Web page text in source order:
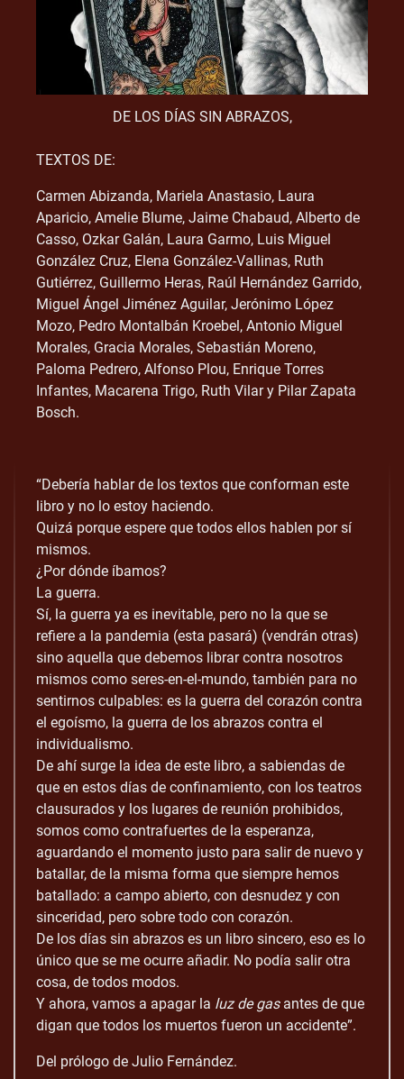
DE LOS DÍAS SIN ABRAZOS,
TEXTOS DE:
Carmen Abizanda, Mariela Anastasio, Laura
Aparicio, Amelie Blume, Jaime Chabaud, Alberto de
Casso, Ozkar Galán, Laura Garmo, Luis Miguel
González Cruz, Elena González-Vallinas, Ruth
Gutiérrez, Guillermo Heras, Raúl Hernández Garrido,
Miguel Ángel Jiménez Aguilar, Jerónimo López
Mozo, Pedro Montalbán Kroebel, Antonio Miguel
Morales, Gracia Morales, Sebastián Moreno,
Paloma Pedrero, Alfonso Plou, Enrique Torres
Infantes, Macarena Trigo, Ruth Vilar y Pilar Zapata
Bosch.
“Debería hablar de los textos que conforman este
libro y no lo estoy haciendo.
Quizá porque espere que todos ellos hablen por sí
mismos.
¿Por dónde íbamos?
La guerra.
Sí, la guerra ya es inevitable, pero no la que se
refiere a la pandemia (esta pasará) (vendrán otras)
sino aquella que debemos librar contra nosotros
mismos como seres-en-el-mundo, también para no
sentirnos culpables: es la guerra del corazón contra
el egoísmo, la guerra de los abrazos contra el
individualismo.
De ahí surge la idea de este libro, a sabiendas de
que en estos días de confinamiento, con los teatros
clausurados y los lugares de reunión prohibidos,
somos como contrafuertes de la esperanza,
aguardando el momento justo para salir de nuevo y
batallar, de la misma forma que siempre hemos
batallado: a campo abierto, con desnudez y con
sinceridad, pero sobre todo con corazón.
De los días sin abrazos es un libro sincero, eso es lo
único que se me ocurre añadir. No podía salir otra
cosa, de todos modos.
Y ahora, vamos a apagar la luz de gasantes de que
digan que todos los muertos fueron un accidente”.
Del prólogo de Julio Fernández.